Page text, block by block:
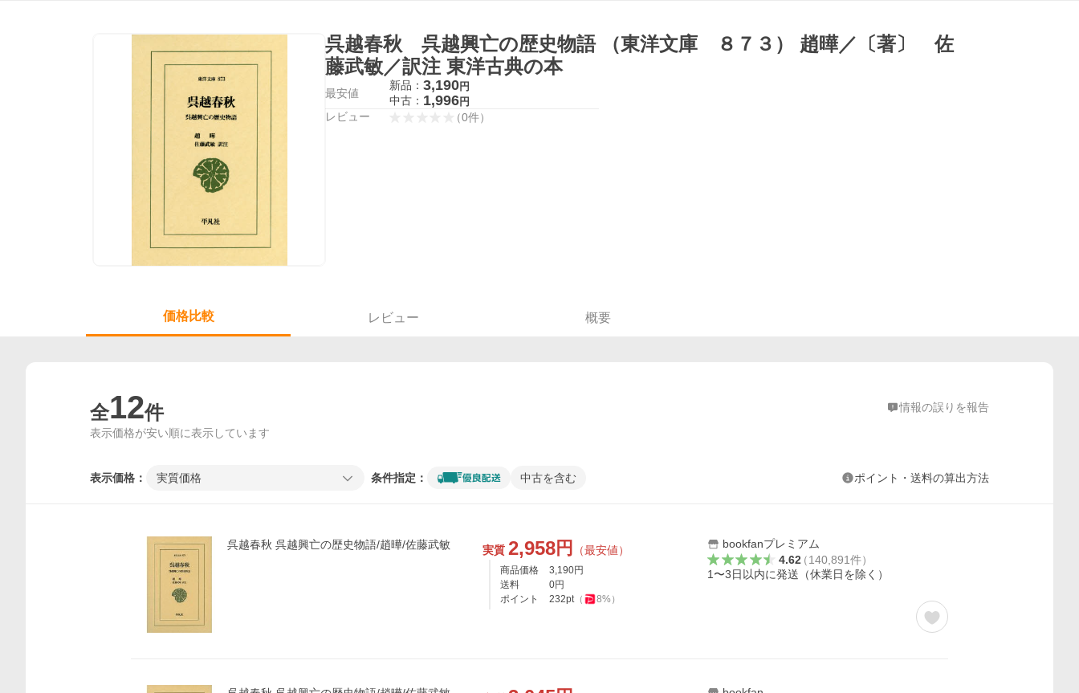
呉越春秋 呉越興亡の歴史物語 （東洋文庫 ８７３） 趙曄／〔著〕 佐
藤武敏／訳注 東洋古典の本
最安値
新品： 3,190円
中古： 1,996円
レビュー （0件）
価格比較 レビュー 概要
全12件 情報の誤りを報告
表示価格が安い順に表示しています
表示価格： 実質価格 条件指定： 中古を含む ポイント・送料の算出方法
呉越春秋 呉越興亡の歴史物語/趙曄/佐藤武敏 実質 2,958円 （最安値）
商品価格 3,190円
送料
0円
ポイント
232pt（ 8%）
bookfanプレミアム
4.62（140,891件）
1〜3日以内に発送（休業日を除く）